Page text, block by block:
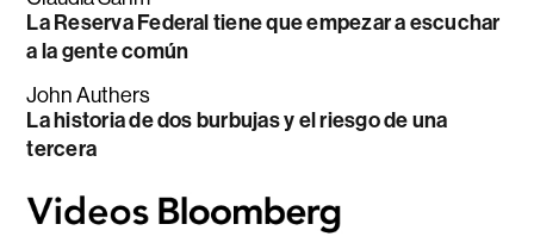
La Reserva Federal tiene que empezar a escuchar
a la gente común
John Authers
La historia de dos burbujas y el riesgo de una
tercera